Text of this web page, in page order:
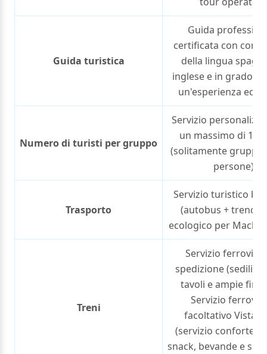
Guida turistica
Guida
certificata con
della lingua
inglese e in grado
un'esperienza
Numero di turisti per gruppo
Servizio
un massimo di 10
(solitamente gruppi
persone)
Trasporto
Servizio turistico
(autobus + treno)
ecologico per Machu
Treni
Servizio
spedizione (sedili
tavoli e ampie
Servizio
facoltativo
(servizio
snack, bevande e